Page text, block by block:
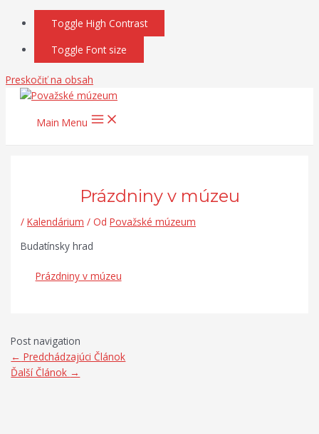
Toggle High Contrast
Toggle Font size
Preskočiť na obsah
Main Menu
Prázdniny v múzeu
/Kalendárium / Od Považské múzeum
Budatínsky hrad
Prázdniny v múzeu
Post navigation
← Predchádzajúci Článok
Ďalší Článok →